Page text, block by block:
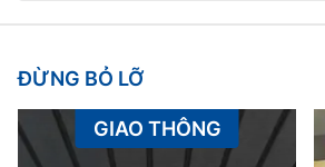
ĐỪNG BỎ LỠ
GIAO THÔNG